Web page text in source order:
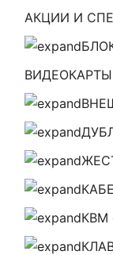
АКЦИИ И
КВМ